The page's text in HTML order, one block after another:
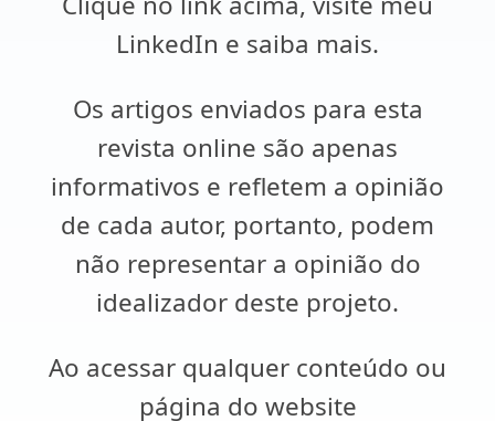
LinkedIn e saiba mais.
Os artigos enviados para esta
revista online são apenas
informativos e refletem a opinião
de cada autor, portanto, podem
não representar a opinião do
idealizador deste projeto.
Ao acessar qualquer conteúdo ou
página do website